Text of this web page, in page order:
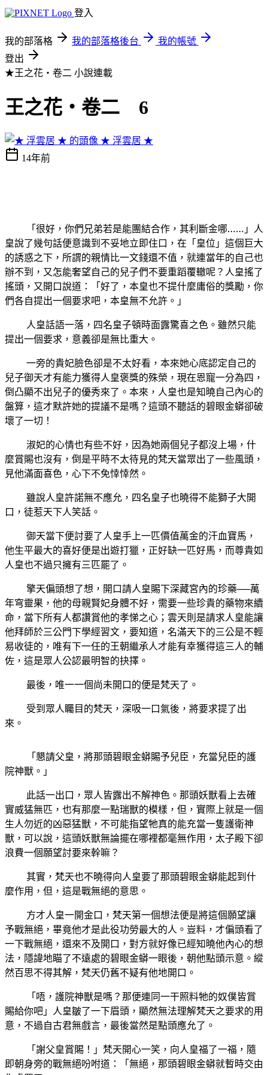
登入
我的部落格 我的部落格後台
我的帳號
登出
★王之花‧卷二 小說連載
王之花‧卷二 6
★ 浮雲居 ★
14年前
「很好，你們兄弟若是能團結合作，其利斷金哪……」人
皇說了幾句話便意識到不妥地立即住口，在「皇位」這個巨大
的誘惑之下，所謂的親情比一文錢還不值，就連當年的自己也
辦不到，又怎能奢望自己的兒子們不要重蹈覆轍呢？人皇搖了
搖頭，又開口說道：「好了，本皇也不提什麼庸俗的獎勵，你
們各自提出一個要求吧，本皇無不允許。」
人皇話語一落，四名皇子頓時面露驚喜之色。雖然只能
提出一個要求，意義卻是無比重大。
一旁的貴妃臉色卻是不太好看，本來她心底認定自己的
兒子御天才有能力獲得人皇褒獎的殊榮，現在恩寵一分為四，
倒凸顯不出兒子的優秀來了。本來，人皇也是知曉自己內心的
盤算，這才默許她的提議不是嗎？這頭不聽話的碧眼金蟒卻破
壞了一切！
淑妃的心情也有些不好，因為她兩個兒子都沒上場，什
麼賞賜也沒有，倒是平時不太待見的梵天當眾出了一些風頭，
見他滿面喜色，心下不免悻悻然。
雖說人皇許諾無不應允，四名皇子也曉得不能獅子大開
口，徒惹天下人笑話。
御天當下便討要了人皇手上一匹價值萬金的汗血寶馬，
他生平最大的喜好便是出遊打獵，正好缺一匹好馬，而尊貴如
人皇也不過只擁有三匹罷了。
擎天偏頭想了想，開口請人皇賜下深藏宮內的珍藥──萬
年穹靈果，他的母親賢妃身體不好，需要一些珍貴的藥物來續
命，當下所有人都讚賞他的孝悌之心；雲天則是請求人皇能讓
他拜師於三公門下學經習文，要知道，名滿天下的三公是不輕
易收徒的，唯有下一任的王朝繼承人才能有幸獲得這三人的輔
佐，這是眾人公認最明智的抉擇。
最後，唯一一個尚未開口的便是梵天了。
受到眾人矚目的梵天，深吸一口氣後，將要求提了出
來。
「懇請父皇，將那頭碧眼金蟒賜予兒臣，充當兒臣的護
院神獸。」
此話一出口，眾人皆露出不解神色。那頭妖獸看上去確
實威猛無匹，也有那麼一點瑞獸的模樣，但，實際上就是一個
生人勿近的凶惡猛獸，不可能指望牠真的能充當一隻護衛神
獸，可以說，這頭妖獸無論擺在哪裡都毫無作用，太子殿下卻
浪費一個願望討要來幹嘛？
其實，梵天也不曉得向人皇要了那頭碧眼金蟒能起到什
麼作用，但，這是戰無絕的意思。
方才人皇一開金口，梵天第一個想法便是將這個願望讓
予戰無絕，畢竟他才是此役功勞最大的人。豈料，才偏頭看了
一下戰無絕，還來不及開口，對方就好像已經知曉他內心的想
法，隱諱地瞄了不遠處的碧眼金蟒一眼後，朝他點頭示意。縱
然百思不得其解，梵天仍舊不疑有他地開口。
「唔，護院神獸是嗎？那便連同一干照料牠的奴僕皆賞
賜給你吧」人皇皺了一下眉頭，顯然無法理解梵天之要求的用
意，不過自古君無戲言，最後當然是點頭應允了。
「謝父皇賞賜！」梵天開心一笑，向人皇福了一福，隨
即朝身旁的戰無絕吩咐道：「無絕，那頭碧眼金蟒就暫時交由